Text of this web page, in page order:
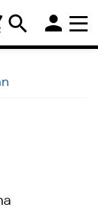
search person